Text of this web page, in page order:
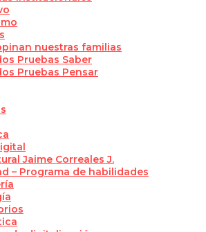
nuestras familias
Pruebas Saber
Pruebas Pensar
Jaime Correales J.
– Programa de habilidades